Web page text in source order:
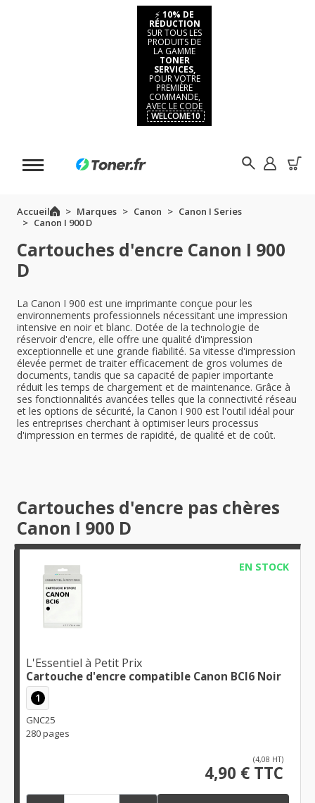
⚡ 10% DE
RÉDUCTION
SUR TOUS LES
PRODUITS DE
LA GAMME
TONER
SERVICES,
POUR VOTRE
PREMIÈRE
COMMANDE,
AVEC LE CODE
WELCOME10
Accueil Marques Canon
Canon I Series
Canon I 900 D
Cartouches d'encre Canon I 900
D
La Canon I 900 est une imprimante conçue pour les
environnements professionnels nécessitant une impression
intensive en noir et blanc. Dotée de la technologie de
réservoir d'encre, elle offre une qualité d'impression
exceptionnelle et une grande fiabilité. Sa vitesse d'impression
élevée permet de traiter efficacement de gros volumes de
documents, tandis que sa capacité de papier importante
réduit les temps de chargement et de maintenance. Grâce à
ses fonctionnalités avancées telles que la connectivité réseau
et les options de sécurité, la Canon I 900 est l'outil idéal pour
les entreprises cherchant à optimiser leurs processus
d'impression en termes de rapidité, de qualité et de coût.
Cartouches d'encre pas chères
Canon I 900 D
EN STOCK
L'Essentiel à Petit Prix
Cartouche d'encre compatible Canon BCI6 Noir
1
GNC25
280 pages
(4,08 HT)
4,90 € TTC